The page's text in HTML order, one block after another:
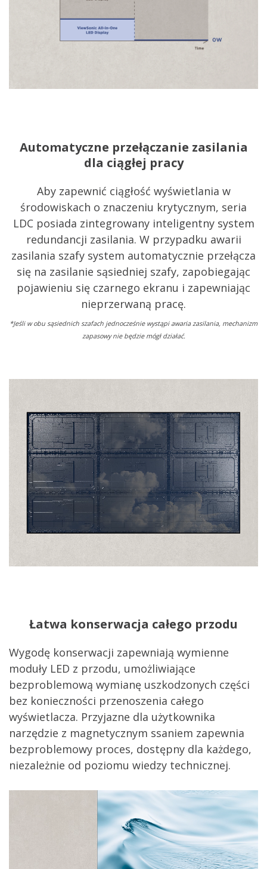
Automatyczne przełączanie zasilania
dla ciągłej pracy
Aby zapewnić ciągłość wyświetlania w
środowiskach o znaczeniu krytycznym, seria
LDC posiada zintegrowany inteligentny system
redundancji zasilania. W przypadku awarii
zasilania szafy system automatycznie przełącza
się na zasilanie sąsiedniej szafy, zapobiegając
pojawieniu się czarnego ekranu i zapewniając
nieprzerwaną pracę.
*Jeśli w obu sąsiednich szafach jednocześnie wystąpi awaria zasilania, mechanizm
zapasowy nie będzie mógł działać.
Łatwa konserwacja całego przodu
Wygodę konserwacji zapewniają wymienne
moduły LED z przodu, umożliwiające
bezproblemową wymianę uszkodzonych części
bez konieczności przenoszenia całego
wyświetlacza. Przyjazne dla użytkownika
narzędzie z magnetycznym ssaniem zapewnia
bezproblemowy proces, dostępny dla każdego,
niezależnie od poziomu wiedzy technicznej.​